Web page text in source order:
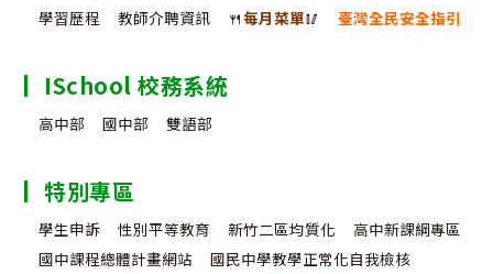
學習歷程
教師介聘資訊 🍴每月菜單🥢 臺灣全民安全指引
ISchool 校務系統
高中部 國中部 雙語部
特別專區
學生申訴 性別平等教育 新竹二區均質化
高中新課綱專區
國中課程總體計畫網站
國民中學教學正常化自我檢核